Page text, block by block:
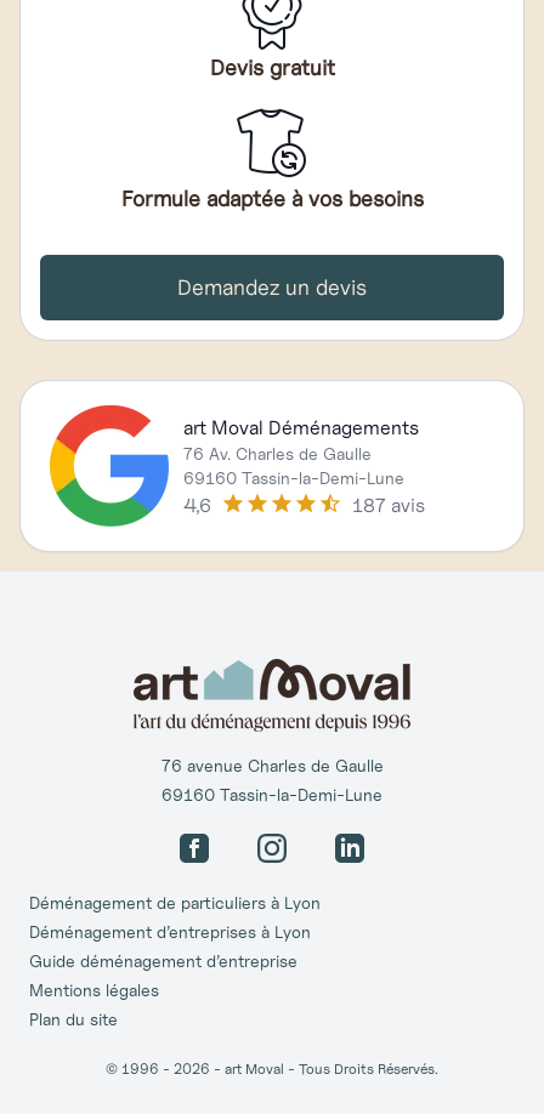
Devis gratuit
Formule adaptée à vos besoins
Demandez un devis
art Moval Déménagements
76 Av. Charles de Gaulle
69160 Tassin-la-Demi-Lune
4,6 187 avis
76 avenue Charles de Gaulle
69160 Tassin-la-Demi-Lune
FacebookInstagramLinkedIn
Déménagement de particuliers à Lyon
Déménagement d’entreprises à Lyon
Guide déménagement d’entreprise
Mentions légales
Plan du site
© 1996 - 2026 - art Moval - Tous Droits Réservés.